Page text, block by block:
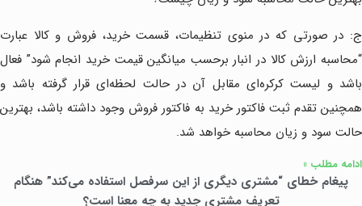
ج: در صورتی که در منوی تنظیمات، قسمت خرید، فروش و کالا عبارت
“محاسبه ارزش کالا در انبار برحسب میانگین قیمت خرید انجام شود” فعال
باشد و لیست کرکره‌ای مقابل آن در حالت لحظه‌ای قرار گرفته باشد و
همچنین تقدم ثبت فاکتور خرید به فاکتور فروش وجود داشته باشد، بهترین
حالت سود و زیان محاسبه خواهد شد.
ادامه مطلب »
پیغام خطای “مشتری دیگری از این سرفصل استفاده می‌کند” هنگام
تعریف مشتری جدید به چه معنا است؟